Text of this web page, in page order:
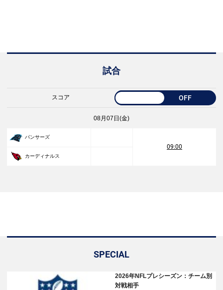
試合
スコア OFF
08月07日(金)
パンサーズ
09:00
カーディナルス
SPECIAL
2026年NFLプレシーズン：チーム別
対戦相手